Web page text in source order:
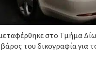
στο Τμήμα
του δικογραφία για